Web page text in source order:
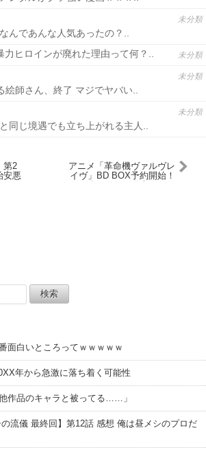
未分類
んであんな人気あったの？..
未分類
力ヒロインが廃れた理由って何？..
未分類
絵師さん、終了 マジでヤバい..
未分類
同じ境遇でも立ち上がれる主人..
第2
安悪
アニメ「革命機ヴァルヴレ
イヴ」BD BOX予約開始！
面白いところってｗｗｗｗｗ
年から急激に落ち着く可能性
作品のキャラと被ってる……」
の流儀 最終回】第12話 感想 俺は昼メシのプロだ